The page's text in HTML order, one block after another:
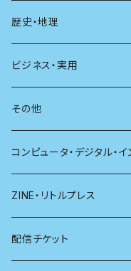
現代思想
新潮
別冊太陽
自然
科学
社会
哲学
医学
看護学
心理学
電子版（EPub）
電子版（PDF）
歴史・地理
歴史
地理
ビジネス・実用
雷鳥社辞典シリーズ
その他
珈琲
雑貨
コンピュータ・デジタル・イ
ZINE・リトルプレス
電子版（EPub）
配信チケット